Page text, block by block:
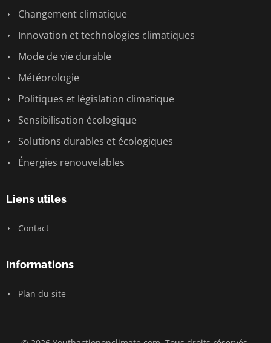
Changement climatique
Innovation et technologies climatiques
Mode de vie durable
Météorologie
Politiques et législation climatique
Sensibilisation écologique
Solutions durables et écologiques
Énergies renouvelables
Liens utiles
Contact
Informations
Plan du site